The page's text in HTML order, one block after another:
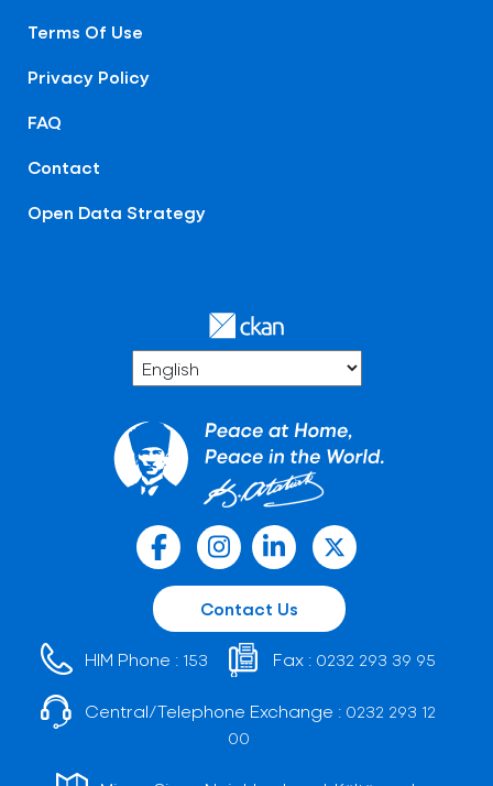
Terms Of Use
Privacy Policy
FAQ
Contact
Open Data Strategy
Contact Us
HIM Phone : 153 Fax : 0232 293 39 95
Central/Telephone Exchange : 0232 293 12
00